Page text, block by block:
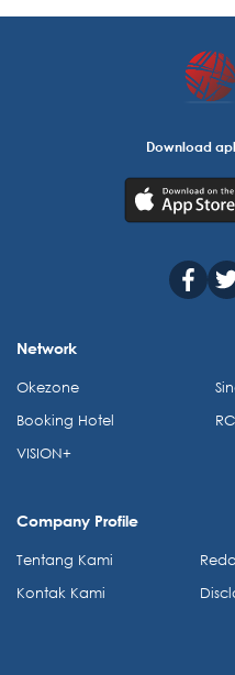
Download
Network
Okezone
Booking Hotel
VISION+
Company Profile
Tentang Kami
Kontak Kami